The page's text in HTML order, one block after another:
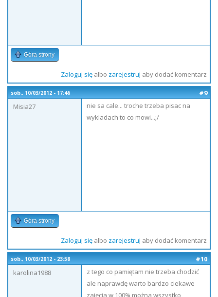
Góra strony
Zaloguj sięalbo zarejestruj aby dodać komentarz
sob., 10/03/2012 - 17:46
#9
Misia27
nie sa cale... troche trzeba pisac na
wykladach to co mowi...;/
Góra strony
Zaloguj sięalbo zarejestruj aby dodać komentarz
sob., 10/03/2012 - 23:58
#10
karolina1988
z tego co pamiętam nie trzeba chodzić
ale naprawdę warto bardzo ciekawe
zajęcia w 100% można wszystko